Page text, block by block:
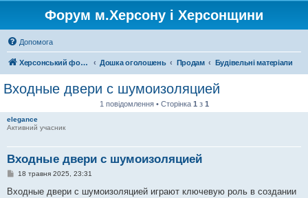
Форум м.Херсону і Херсонщини
Допомога
Херсонський форум Дошка оголошень Продам Будівельні матеріали
Входные двери с шумоизоляцией
1 повідомлення • Сторінка 1 з 1
elegance
Активний учасник
Входные двери с шумоизоляцией
П
в
18 травня 2025, 23:31
Входные двери с шумоизоляцией играют ключевую роль в создании